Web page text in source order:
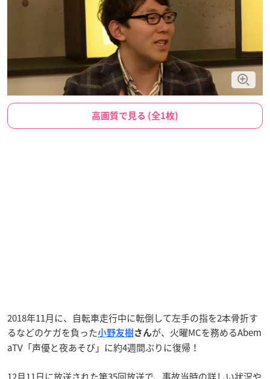
高画質で見る (全1枚)
2018年11月に、自転車走行中に転倒して左手の指を2本骨折す
るなどのケガを負った小野友樹さんが、火曜MCを務めるAbem
aTV「声優と夜あそび」に約4週間ぶりに復帰！
12月11日に放送された第35回放送で、事故当時の詳しい状況や